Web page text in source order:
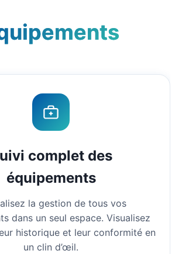
complet des
équipements
la gestion de tous vos
dans un seul espace. Visualisez
historique et leur conformité en
un clin d’œil.